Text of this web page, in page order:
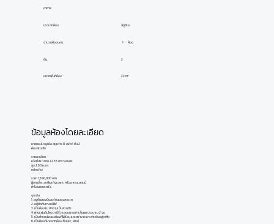
ข้อมูลห้องโดยละเอียด
ขายคอนโด ยูนิโอ สุขุมวิท 72 เฟส 1 ชั้น 2
ห้อง studio
รายละเอียด
เนื้อที่ประมาณ 22.55 ตารางเมตร
สูง 2.60 เมตร
หน้ากว้าง
ราคา 1,590,000 บาท
ผู้ขายชำระภาษีธุรกิจเฉพาะ หรืออากรแสตมป์
ค่าโอนคนละครึ่ง
จุดเด่น
1. อยู่ชั้นสองขึ้นลง/ขนของสะดวก
2. อยู่ติดกับทางหนีไฟ
3. เป็นห้องริม มีความเป็นส่วนตัว
4. ผ่านแผ่นดินไหวมา มีริ้วรอยขนาดเท่าเส้นผม ประมาณ 2 จุด
5. เป็นตำแหน่งของห้องที่ไม่ร้อน และสว่าง เหมาะสำหรับอยู่อาศัย
6. เป็นห้องที่ห่างจากห้องเก็บขยะ, ลิฟต์
อาคาร:
ประเภทห้อง:
จำนวนห้องนอน:
ชั้น:
ขนาดพื้นที่ห้อง:
สตูดิโอ
1
2
22 m²
ห้อง